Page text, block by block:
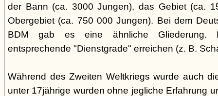
der Bann (ca. 3000 Jungen), das Gebiet (ca.
Obergebiet (ca. 750 000 Jungen). Bei dem
BDM gab es eine ähnliche Gliederung.
entsprechende "Dienstgrade" erreichen (z. B.
Während des Zweiten Weltkriegs wurde auch
unter 17jährige wurden ohne jegliche Erfahrung